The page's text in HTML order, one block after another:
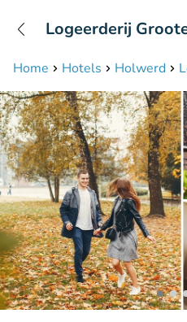
Home Hotels Holwerd
Logeerderij